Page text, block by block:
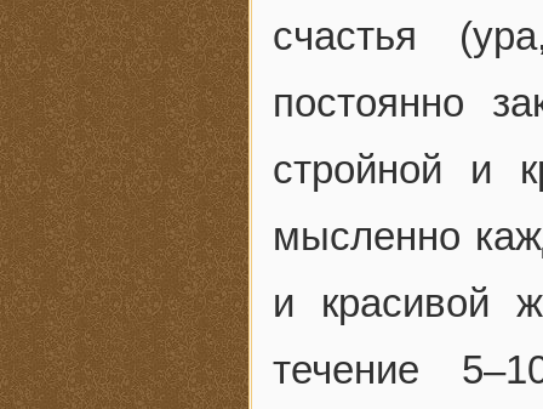
счастья
постоянно
стройной и
мысленно
и красивой
течение